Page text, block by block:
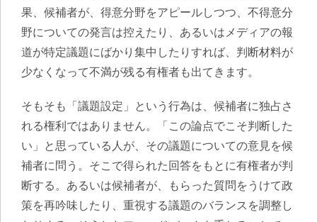
果、候補者が、得意分野をアピールしつつ、不得意分
野についての発言は控えたり、あるいはメディアの報
道が特定議題にばかり集中したりすれば、判断材料が
少なくなって不満が残る有権者も出てきます。
そもそも「議題設定」という行為は、候補者に独占さ
れる権利ではありません。「この論点でこそ判断した
い」と思っている人が、その議題についての意見を候
補者に問う。そこで得られた回答をもとに有権者が判
断する。あるいは候補者が、もらった質問をうけて政
策を再吟味したり、重視する議題のバランスを調整し